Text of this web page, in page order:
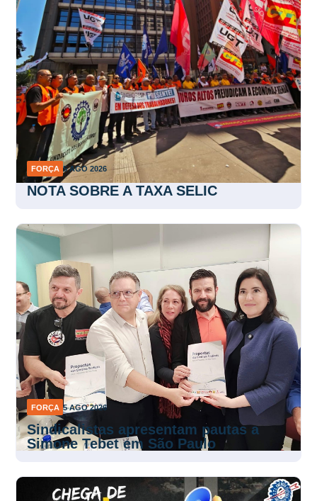
FORÇA 5 AGO 2026
NOTA SOBRE A TAXA SELIC
FORÇA 5 AGO 2026
Sindicalistas apresentam pautas a
Simone Tebet em São Paulo